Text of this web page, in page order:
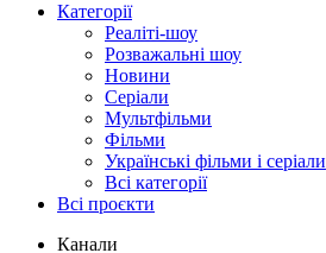
Категорії
Реаліті-шоу
Розважальні шоу
Новини
Серіали
Мультфільми
Фільми
Українські фільми і серіали
Всі категорії
Всі проєкти
Канали